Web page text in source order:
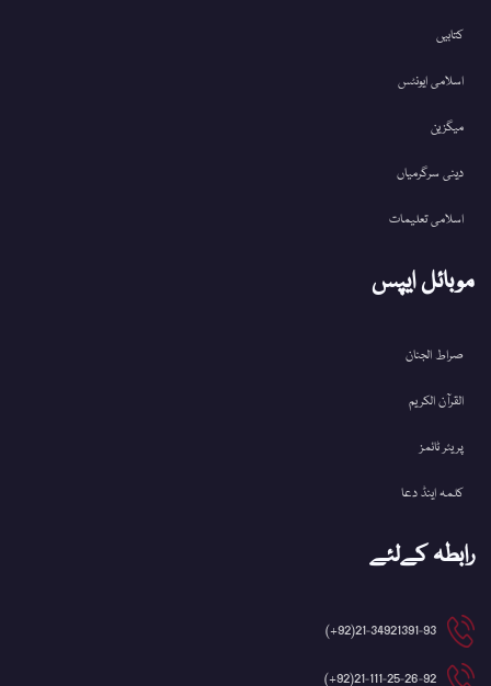
کتابیں
اسلامی ایونٹس
میگزین
دینی سرگرمیاں
اسلامی تعلیمات
موبائل ایپس
صراط الجنان
القرآن الکریم
پریئر ٹائمز
کلمہ اینڈ دعا
رابطہ کےلئے
21-34921391-93(92+)
21-111-25-26-92(92+)